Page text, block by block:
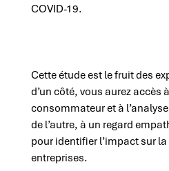
COVID-19.
Cette étude est le fruit des
d’un côté, vous aurez accès
consommateur et à
de l’autre, à un regard
pour identifier l’impact sur
entreprises.